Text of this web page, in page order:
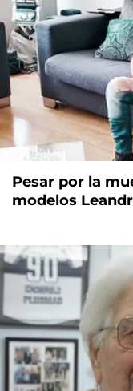
Pesar por la
modelos